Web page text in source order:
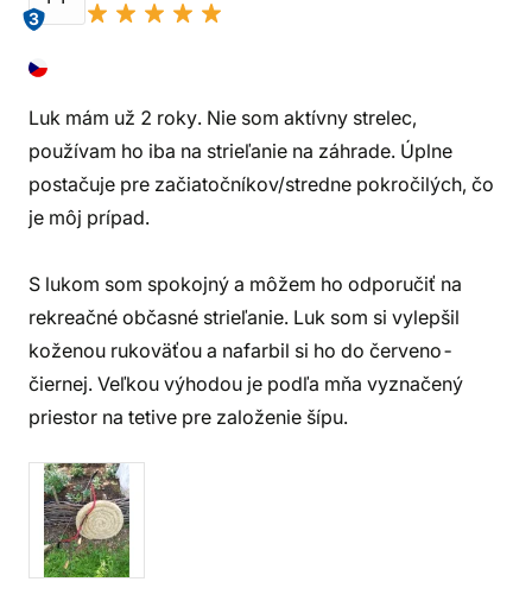
3
Luk mám už 2 roky. Nie som aktívny strelec,
používam ho iba na strieľanie na záhrade. Úplne
postačuje pre začiatočníkov/stredne pokročilých, čo
je môj prípad.
S lukom som spokojný a môžem ho odporučiť na
rekreačné občasné strieľanie. Luk som si vylepšil
koženou rukoväťou a nafarbil si ho do červeno-
čiernej. Veľkou výhodou je podľa mňa vyznačený
priestor na tetive pre založenie šípu.